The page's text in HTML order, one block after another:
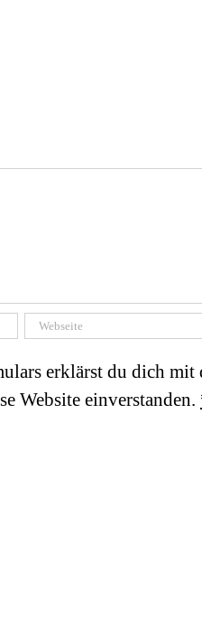
erklärst du dich mit
Website einverstanden.